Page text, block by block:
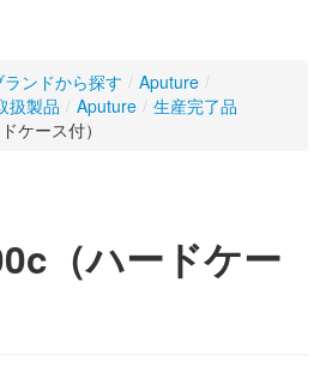
ランドから探す / Aputure /
扱製品 / Aputure / 生産完了品
ケース付）
（ハードケー